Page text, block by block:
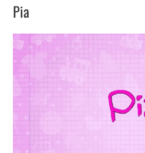
Pia